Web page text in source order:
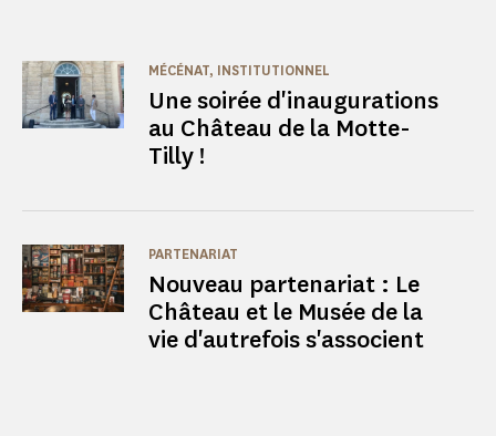
Une soirée d'inaugurations
au Château de la Motte-
Tilly !
MÉCÉNAT, INSTITUTIONNEL
Nouveau partenariat : Le
Château et le Musée de la
vie d'autrefois s'associent
PARTENARIAT